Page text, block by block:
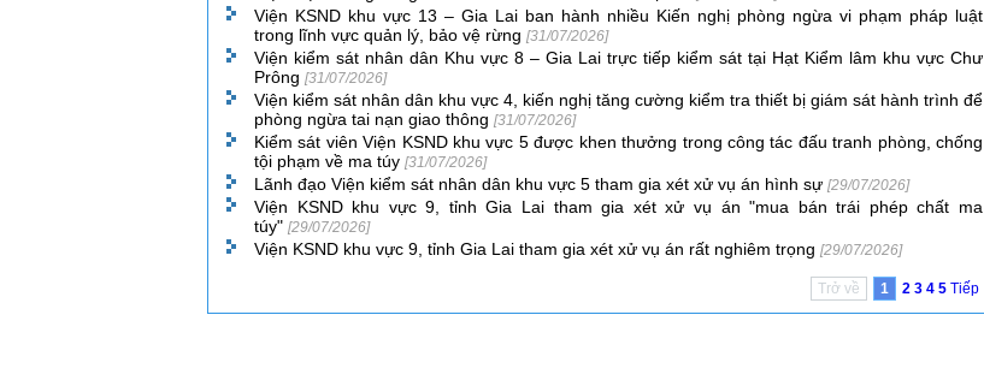
Viện KSND khu vực 13 – Gia Lai ban hành nhiều Kiến nghị phòng ngừa vi phạm pháp luật
trong lĩnh vực quản lý, bảo vệ rừng [31/07/2026]
Viện kiểm sát nhân dân Khu vực 8 – Gia Lai trực tiếp kiểm sát tại Hạt Kiểm lâm khu vực Chư
Prông [31/07/2026]
Viện kiểm sát nhân dân khu vực 4, kiến nghị tăng cường kiểm tra thiết bị giám sát hành trình để
phòng ngừa tai nạn giao thông [31/07/2026]
Kiểm sát viên Viện KSND khu vực 5 được khen thưởng trong công tác đấu tranh phòng, chống
tội phạm về ma túy [31/07/2026]
Lãnh đạo Viện kiểm sát nhân dân khu vực 5 tham gia xét xử vụ án hình sự [29/07/2026]
Viện KSND khu vực 9, tỉnh Gia Lai tham gia xét xử vụ án "mua bán trái phép chất ma
túy" [29/07/2026]
Viện KSND khu vực 9, tỉnh Gia Lai tham gia xét xử vụ án rất nghiêm trọng [29/07/2026]
Trở về 1 2 3 4 5 Tiếp